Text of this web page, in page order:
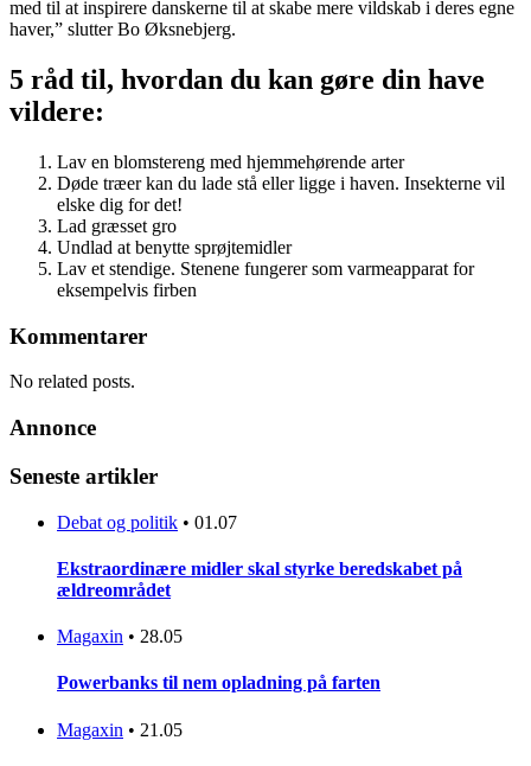
med til at inspirere danskerne til at skabe mere vildskab i deres egne
haver,” slutter Bo Øksnebjerg.
5 råd til, hvordan du kan gøre din have
vildere:
Lav en blomstereng med hjemmehørende arter
Døde træer kan du lade stå eller ligge i haven. Insekterne vil
elske dig for det!
Lad græsset gro
Undlad at benytte sprøjtemidler
Lav et stendige. Stenene fungerer som varmeapparat for
eksempelvis firben
Kommentarer
No related posts.
Annonce
Seneste artikler
Debat og politik • 01.07
Ekstraordinære midler skal styrke beredskabet på
ældreområdet
Magaxin • 28.05
Powerbanks til nem opladning på farten
Magaxin • 21.05